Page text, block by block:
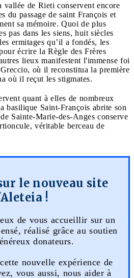
vallée de Rieti conservent encore
du passage de saint François et
sa mémoire. Quoi de plus
pas dans les siens, huit siècles
ermitages qu’il a fondés, les
écrire la Règle des Frères
lieux manifestent l'immense foi
où il reconstitua la première
où il reçut les stigmates.
quant à elles de nombreux
basilique Saint-François abrite son
Sainte-Marie-des-Anges conserve
véritable berceau de
le nouveau site
!
de vous accueillir sur un
réalisé grâce au soutien
donateurs.
nouvelle expérience de
vous aussi, nous aider à